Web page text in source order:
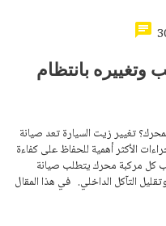
وتغييره بانتظام
تغيير زيت السيارة تعد صيانة
الأكثر أهمية للحفاظ على كفاءة
كل مركبة محرك يتطلب صيانة
التآكل الداخلي. في هذا المقال